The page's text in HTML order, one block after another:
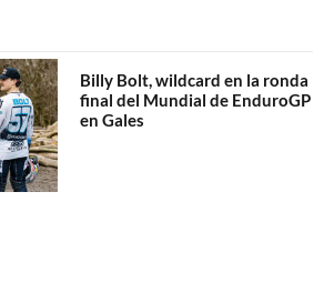
Billy Bolt, wildcard en la ronda
final del Mundial de EnduroGP
en Gales